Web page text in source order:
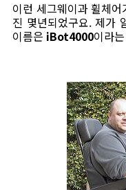
이런 세그웨이과 휠체
진 몇년되었구요. 제가
이름은 iBot4000이라